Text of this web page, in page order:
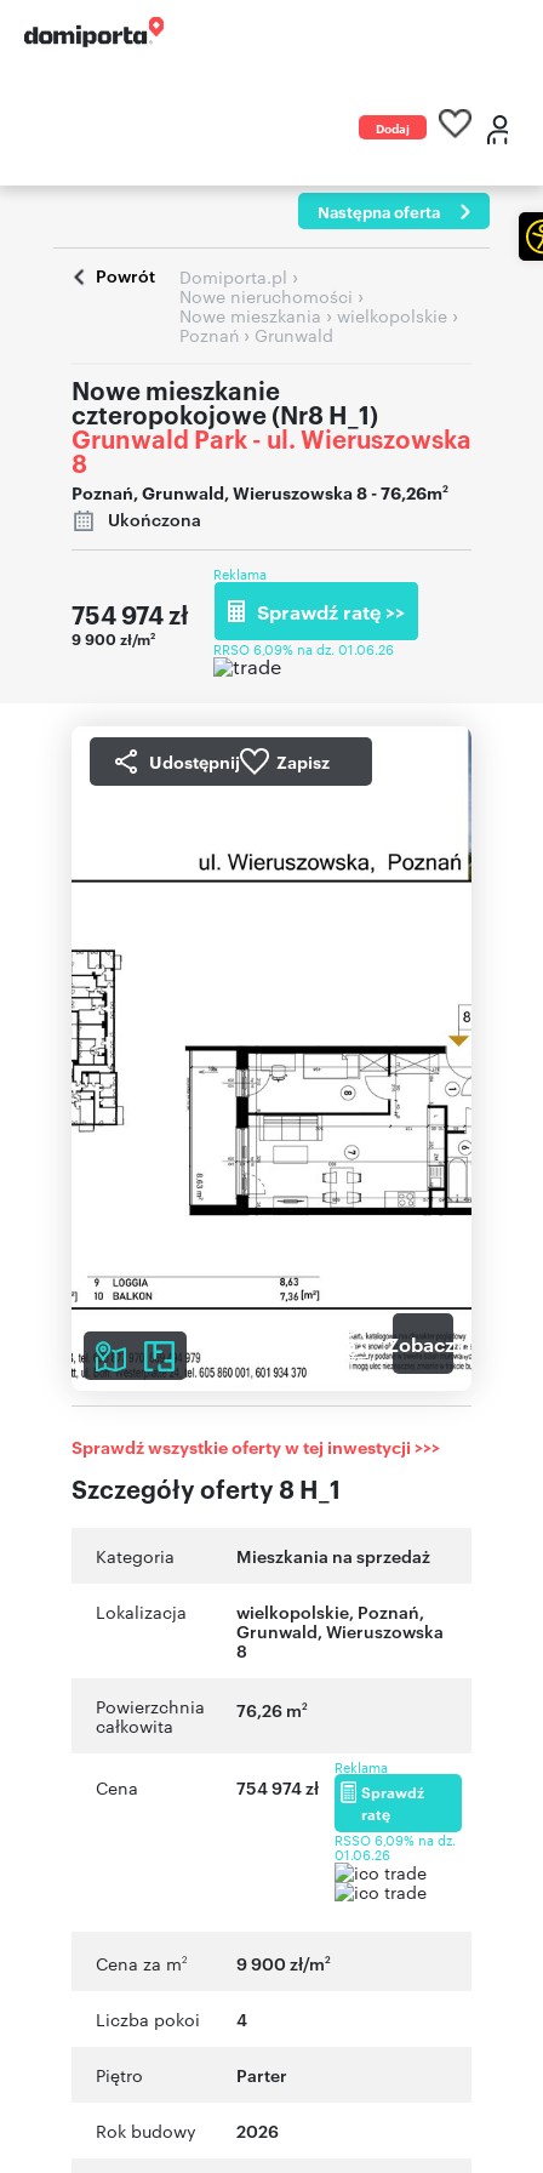
Dodaj
Następna oferta
Powrót Domiporta.pl ›
Nowe nieruchomości ›
Nowe mieszkania › wielkopolskie ›
Poznań › Grunwald
Nowe mieszkanie
czteropokojowe (Nr8 H_1)
Grunwald Park - ul. Wieruszowska
8
Poznań,Grunwald,Wieruszowska 8- 76,26m2
Ukończona
754 974zł
9 900 zł/m2
Reklama
Sprawdź ratę >>
RRSO 6,09% na dz. 01.06.26
Udostępnij Zapisz
Zobacz galerię
Szczegóły oferty 8 H_1
Sprawdź wszystkie oferty w tej inwestycji >>>
Kategoria Mieszkania na sprzedaż
Lokalizacja wielkopolskie, Poznań,
Grunwald, Wieruszowska
8
Powierzchnia
całkowita
76,26 m2
Cena 754 974 zł
Reklama
Sprawdź
ratę
RSSO 6,09% na dz.
01.06.26
Cena za m2 9 900 zł/m2
Liczba pokoi 4
Piętro Parter
Rok budowy 2026